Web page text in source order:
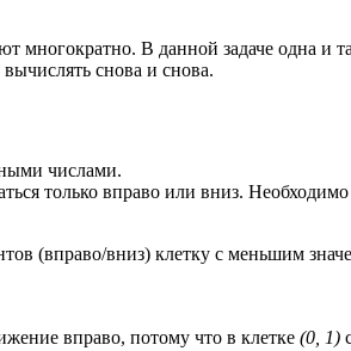
многократно. В данной задаче одна и
снова и снова.
числами.
только вправо или вниз.
(вправо/вниз) клетку с меньшим
вправо, потому что в клетке (0, 1)